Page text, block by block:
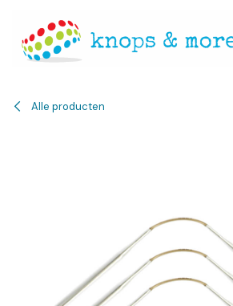
Alle producten